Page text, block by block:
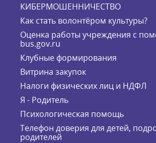
КИБЕРМОШЕННИЧЕСТВО
Как стать волонтёром культуры?
Оценка работы учреждения с
bus.gov.ru
Клубные формирования
Витрина закупок
Налоги физических лиц и НДФЛ
Я - Родитель
Психологическая помощь
Телефон доверия для детей,
родителей